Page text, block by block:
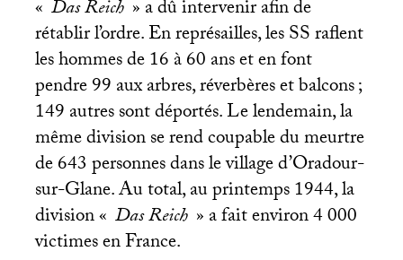
« Das Reich » a dû intervenir afin de
rétablir l’ordre. En représailles, lesSSraflent
les hommes de 16 à 60 ans et en font
pendre 99 aux arbres, réverbères et balcons;
149 autres sont déportés. Le lendemain, la
même division se rend coupable du meurtre
de 643 personnes dans le village d’Oradour-
sur-Glane. Au total, au printemps 1944, la
division « Das Reich » a fait environ 4 000
victimes en France.